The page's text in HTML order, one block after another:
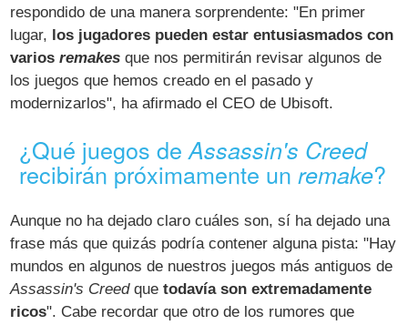
respondido de una manera sorprendente: "En primer
lugar, los jugadores pueden estar entusiasmados con
variosremakes que nos permitirán revisar algunos de
los juegos que hemos creado en el pasado y
modernizarlos", ha afirmado el CEO de Ubisoft.
¿Qué juegos deAssassin's Creed
recibirán próximamente unremake?
Aunque no ha dejado claro cuáles son, sí ha dejado una
frase más que quizás podría contener alguna pista: "Hay
mundos en algunos de nuestros juegos más antiguos de
Assassin's Creedquetodavía son extremadamente
ricos". Cabe recordar que otro de los rumores que